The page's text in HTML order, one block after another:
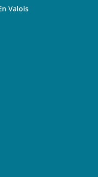
Valois